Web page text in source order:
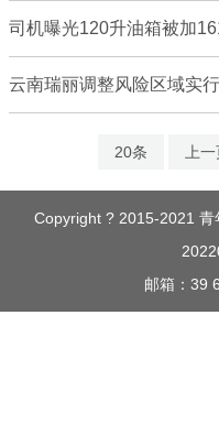
司机曝光120升油箱被加
云南瑞丽调整风险区域实
20条 上
Copyright ? 2015-2021 青
邮箱：39